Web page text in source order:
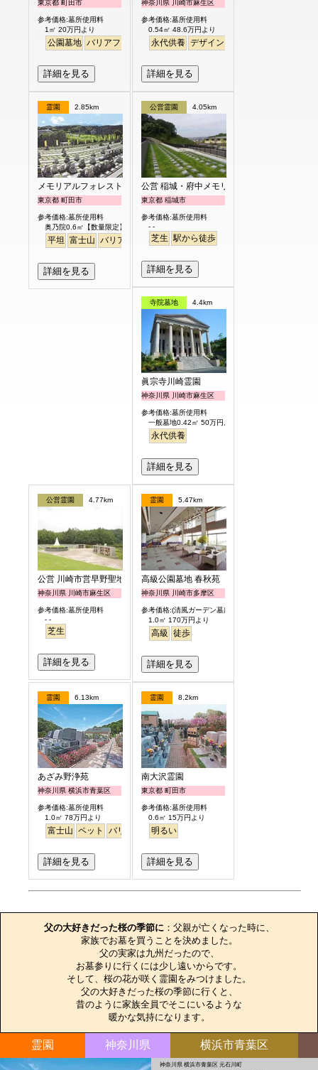
東京都 町田市
参考価格:墓所使用料
1㎡ 20万円より
公園墓地 バリアフリー
詳細を見る
神奈川県 川崎市麻生区
参考価格:墓所使用料
0.54㎡ 48.6万円より
永代供養 デザイン
詳細を見る
霊園 2.85km
メモリアルフォレスト多摩
東京都 町田市
参考価格:墓所使用料
奥乃院0.6㎡【数量限定】 24万円より
平坦 富士山 バリアフリー 日本庭園
詳細を見る
公営霊園 4.05km
公営 稲城・府中メモリアルパーク
東京都 稲城市
参考価格:墓所使用料
- -
芝生 駅から徒歩
詳細を見る
寺院墓地 4.4km
眞宗寺川崎霊園
神奈川県 川崎市麻生区
参考価格:墓所使用料
一般墓地0.42㎡ 50万円より
永代供養
詳細を見る
公営霊園 4.77km
公営 川崎市営早野聖地公園
神奈川県 川崎市麻生区
参考価格:墓所使用料
- -
芝生
詳細を見る
霊園 5.47km
高級公園墓地 春秋苑
神奈川県 川崎市多摩区
参考価格:(清風ガーデン墓所)
1.0㎡ 170万円より
高級 徒歩
詳細を見る
霊園 6.13km
あざみ野浄苑
神奈川県 横浜市青葉区
参考価格:墓所使用料
1.0㎡ 78万円より
富士山 ペット バリアフリー 明るい
詳細を見る
霊園 8.2km
南大沢霊園
東京都 町田市
参考価格:墓所使用料
0.6㎡ 15万円より
明るい
詳細を見る
父の大好きだった桜の季節に：父親が亡くなった時に、
家族でお墓を買うことを決めました。
父の実家は九州だったので、
お墓参りに行くには少し遠いからです。
そして、桜の花が咲く霊園をみつけました。
父の大好きだった桜の季節に行くと、
昔のように家族全員でそこにいるような
暖かな気持になります。
霊園 神奈川県 横浜市青葉区
神奈川県 横浜市青葉区 元石川町